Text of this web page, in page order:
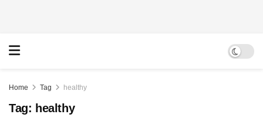
Home Tag healthy
Tag: healthy